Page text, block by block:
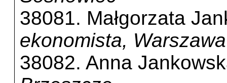
38081. Małgorzata
ekonomista, Warszawa
38082. Anna